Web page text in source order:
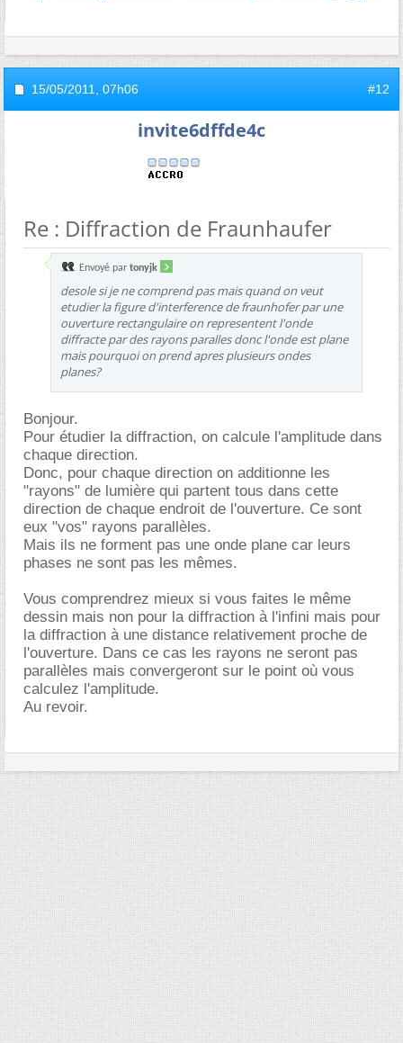
15/05/2011, 07h06 #12
invite6dffde4c
Re : Diffraction de Fraunhaufer
Envoyé par tonyjk
desole si je ne comprend pas mais quand on veut
etudier la figure d'interference de fraunhofer par une
ouverture rectangulaire on representent l'onde
diffracte par des rayons paralles donc l'onde est plane
mais pourquoi on prend apres plusieurs ondes
planes?
Bonjour.
Pour étudier la diffraction, on calcule l'amplitude dans
chaque direction.
Donc, pour chaque direction on additionne les
"rayons" de lumière qui partent tous dans cette
direction de chaque endroit de l'ouverture. Ce sont
eux "vos" rayons parallèles.
Mais ils ne forment pas une onde plane car leurs
phases ne sont pas les mêmes.
Vous comprendrez mieux si vous faites le même
dessin mais non pour la diffraction à l'infini mais pour
la diffraction à une distance relativement proche de
l'ouverture. Dans ce cas les rayons ne seront pas
parallèles mais convergeront sur le point où vous
calculez l'amplitude.
Au revoir.